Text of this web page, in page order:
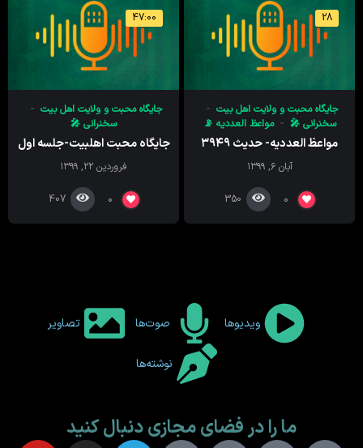
28
جایگاه محبت و ولایت اهل بیت
سخنرانی 🎤
مواعظ العددیه 📡
مواعظ العددیه- حدیث ۳۹۴۹
آبان ۶, ۱۳۹۹
0
350
47:00
جایگاه محبت و ولایت اهل بیت
سخنرانی 🎤
جایگاه محبت اهلبیت-جلسه اول
فروردین ۲۲, ۱۳۹۹
0
407
ویدیوها صوت‌ها تصاویر
نوشته‌ها
ما را در فضای مجازی دنبال کنید